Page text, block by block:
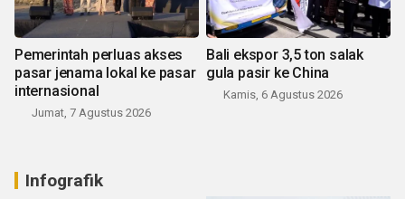
Pemerintah perluas akses
pasar jenama lokal ke pasar
internasional
Jumat, 7 Agustus 2026
Bali ekspor 3,5 ton salak
gula pasir ke China
Kamis, 6 Agustus 2026
Infografik